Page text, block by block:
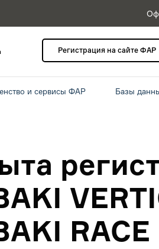
Регистрация на сайте ФАР
и сервисы ФАР Базы
RACE